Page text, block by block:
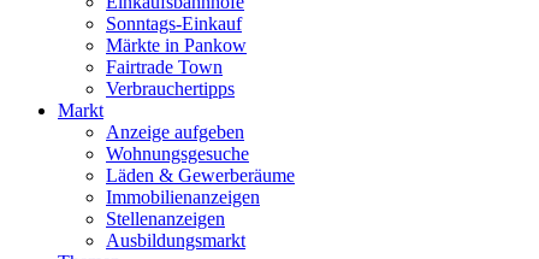
Sonntags-Einkauf
Märkte in Pankow
Fairtrade Town
Verbrauchertipps
Markt
Anzeige aufgeben
Wohnungsgesuche
Läden & Gewerberäume
Immobilienanzeigen
Stellenanzeigen
Ausbildungsmarkt